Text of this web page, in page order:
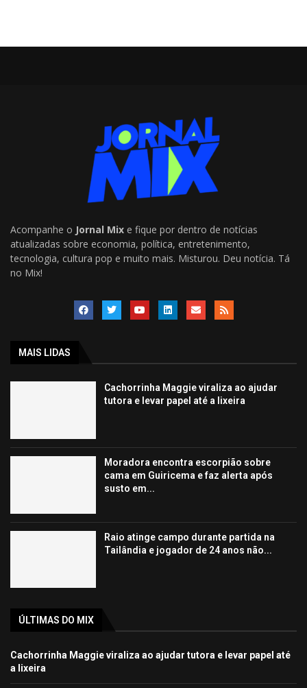
Acompanhe o Jornal Mix e fique por dentro de notícias
atualizadas sobre economia, política, entretenimento,
tecnologia, cultura pop e muito mais. Misturou. Deu notícia. Tá
no Mix!
MAIS LIDAS
Cachorrinha Maggie viraliza ao ajudar
tutora e levar papel até a lixeira
Moradora encontra escorpião sobre
cama em Guiricema e faz alerta após
susto em...
Raio atinge campo durante partida na
Tailândia e jogador de 24 anos não...
ÚLTIMAS DO MIX
Cachorrinha Maggie viraliza ao ajudar tutora e levar papel até
a lixeira